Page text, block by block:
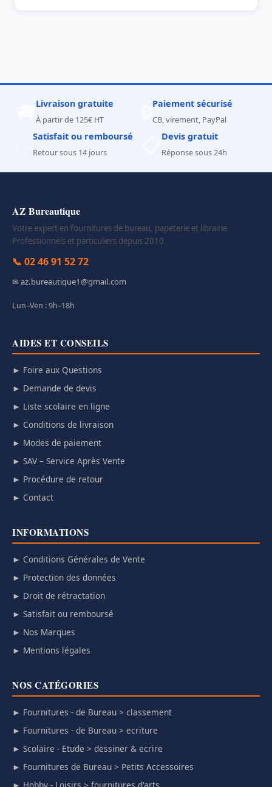
Livraison gratuite
À partir de 125€ HT
Paiement sécurisé
CB, virement, PayPal
Satisfait ou remboursé
Retour sous 14 jours
Devis gratuit
Réponse sous 24h
AZ Bureautique
Votre expert en fournitures de bureau, papeterie et librairie.
Professionnels et particuliers depuis 2010.
📞 02 46 91 52 72
✉ az.bureautique1@gmail.com
Lun–Ven : 9h–18h
AIDES ET CONSEILS
► Foire aux Questions
► Demande de devis
► Liste scolaire en ligne
► Conditions de livraison
► Modes de paiement
► SAV – Service Après Vente
► Procédure de retour
► Contact
INFORMATIONS
► Conditions Générales de Vente
► Protection des données
► Droit de rétractation
► Satisfait ou remboursé
► Nos Marques
► Mentions légales
NOS CATÉGORIES
► Fournitures - de Bureau > classement
► Fournitures - de Bureau > ecriture
► Scolaire - Etude > dessiner & ecrire
► Fournitures de Bureau > Petits Accessoires